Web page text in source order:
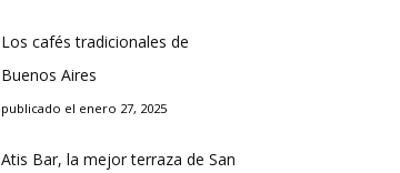
Los cafés tradicionales de
Buenos Aires
publicado el enero 27, 2025
Atis Bar, la mejor terraza de San